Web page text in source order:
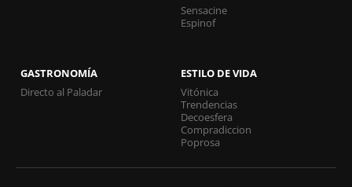
Sensacine
Espinof
GASTRONOMÍA
Directo al Paladar
ESTILO DE VIDA
Vitónica
Trendencias
Decoesfera
Compradiccion
Poprosa